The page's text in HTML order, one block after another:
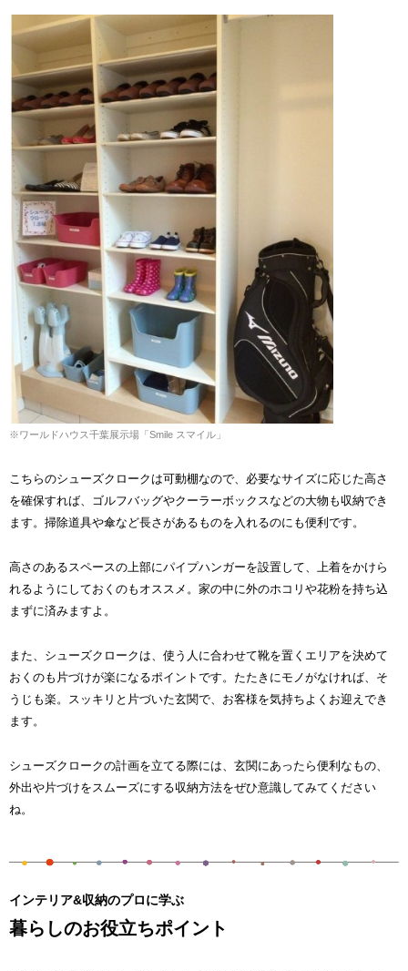
※ワールドハウス千葉展示場「Smile スマイル」
こちらのシューズクロークは可動棚なので、必要なサイズに応じた高さ
を確保すれば、ゴルフバッグやクーラーボックスなどの大物も収納でき
ます。掃除道具や傘など長さがあるものを入れるのにも便利です。
高さのあるスペースの上部にパイプハンガーを設置して、上着をかけら
れるようにしておくのもオススメ。家の中に外のホコリや花粉を持ち込
まずに済みますよ。
また、シューズクロークは、使う人に合わせて靴を置くエリアを決めて
おくのも片づけが楽になるポイントです。たたきにモノがなければ、そ
うじも楽。スッキリと片づいた玄関で、お客様を気持ちよくお迎えでき
ます。
シューズクロークの計画を立てる際には、玄関にあったら便利なもの、
外出や片づけをスムーズにする収納方法をぜひ意識してみてください
ね。
インテリア&収納のプロに学ぶ
暮らしのお役立ちポイント